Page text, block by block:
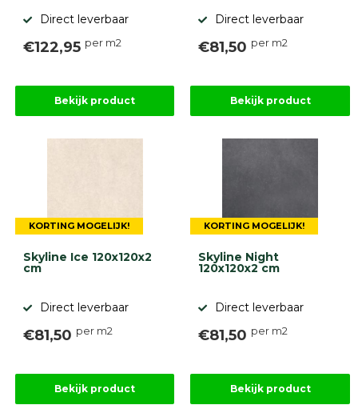
Direct leverbaar
€122,95 per m2
Bekijk product
Direct leverbaar
€81,50 per m2
Bekijk product
KORTING MOGELIJK!
Skyline Ice 120x120x2
cm
Direct leverbaar
€81,50 per m2
Bekijk product
KORTING MOGELIJK!
Skyline Night
120x120x2 cm
Direct leverbaar
€81,50 per m2
Bekijk product